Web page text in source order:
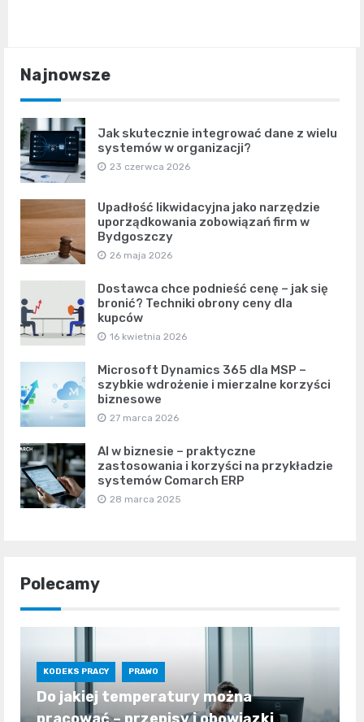
Najnowsze
Jak skutecznie integrować dane z wielu
systemów w organizacji?
23 czerwca 2026
Upadłość likwidacyjna jako narzędzie
uporządkowania zobowiązań firm w
Bydgoszczy
26 maja 2026
Dostawca chce podnieść cenę – jak się
bronić? Techniki obrony ceny dla
kupców
16 kwietnia 2026
Microsoft Dynamics 365 dla MSP –
szybkie wdrożenie i mierzalne korzyści
biznesowe
27 marca 2026
AI w biznesie – praktyczne
zastosowania i korzyści na przykładzie
systemów Comarch ERP
28 marca 2025
Polecamy
KODEKS PRACY PRAWO
Do jakiej temperatury można